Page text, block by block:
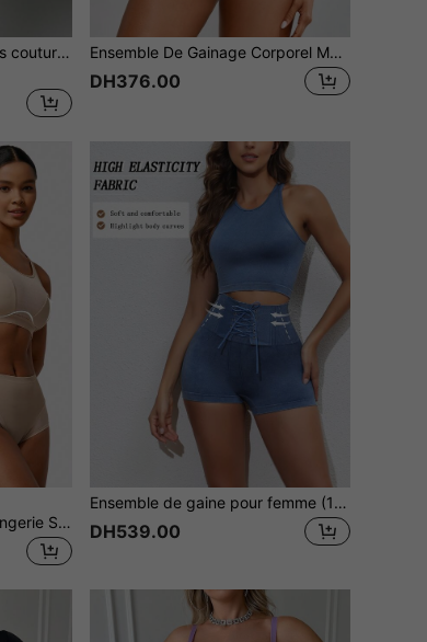
Ensemble de maintien sans couture pour femmes : débardeur à encolure ras-du-cou et short taille haute galbant les fesses et contrôlant le ventre, parfait pour le yoga, le pilates et les loisirs
Ensemble De Gainage Corporel Moulant Sans Dos Avec Insert En Maille Transparente Pour Femmes
DH376.00
SHAPORA Ensemble De Lingerie Sculptante De Couleur Unie Pour Dames
Ensemble de gaine pour femme (1 pièce, débardeur sans couture effet denim, doux, confortable et compatible avec la peau & 1 pièce, short modelant sans couture à effet denim, doux, confortable et compatible avec la peau)
DH539.00